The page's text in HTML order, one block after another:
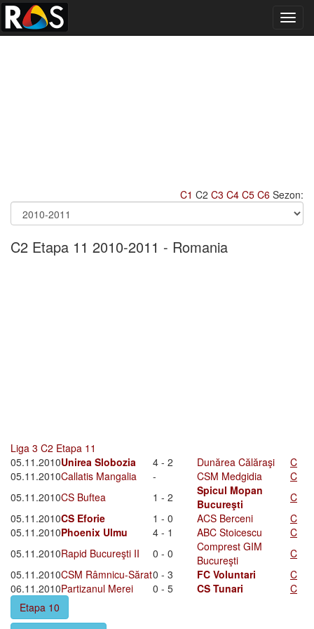
C1 C2 C3 C4 C5 C6 Sezon:
C2 Etapa 11 2010-2011 - Romania
Liga 3 C2 Etapa 11
05.11.2010Unirea Slobozia 4 - 2 Dunărea Călăraşi
C
05.11.2010Callatis Mangalia - CSM Medgidia
C
05.11.2010CS Buftea 1 - 2
Spicul Mopan
Bucureşti
C
05.11.2010CS Eforie 1 - 0 ACS Berceni
C
05.11.2010Phoenix Ulmu 4 - 1 ABC Stoicescu
C
05.11.2010Rapid Bucureşti II 0 - 0
Comprest GIM
Bucureşti
C
05.11.2010CSM Râmnicu-Sărat0 - 3 FC Voluntari
C
06.11.2010Partizanul Merei 0 - 5 CS Tunari
C
Etapa 10